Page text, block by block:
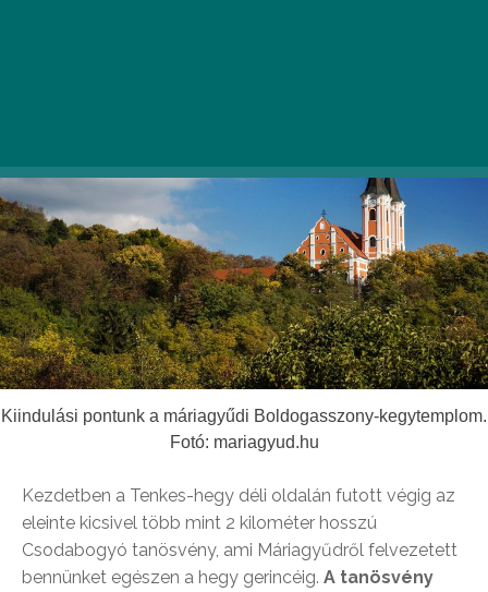
Kiindulási pontunk a máriagyűdi Boldogasszony-kegytemplom.
Fotó: mariagyud.hu
Kezdetben a Tenkes-hegy déli oldalán futott végig az
eleinte kicsivel több mint 2 kilométer hosszú
Csodabogyó tanösvény, ami Máriagyűdről felvezetett
bennünket egészen a hegy gerincéig. A tanösvény